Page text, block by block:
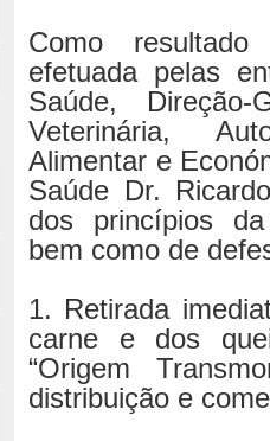
Como
efetuada pelas
Saúde,
Veterinária,
Alimentar e
Saúde Dr.
dos princípios
bem como de
1. Retirada
carne e dos
“Origem
distribuição e